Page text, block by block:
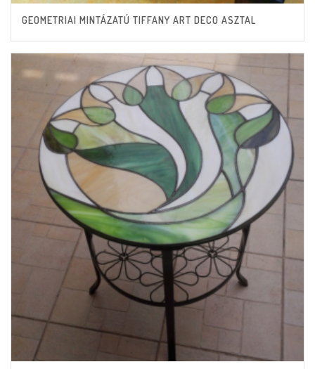
GEOMETRIAI MINTÁZATÚ TIFFANY ART DECO ASZTAL